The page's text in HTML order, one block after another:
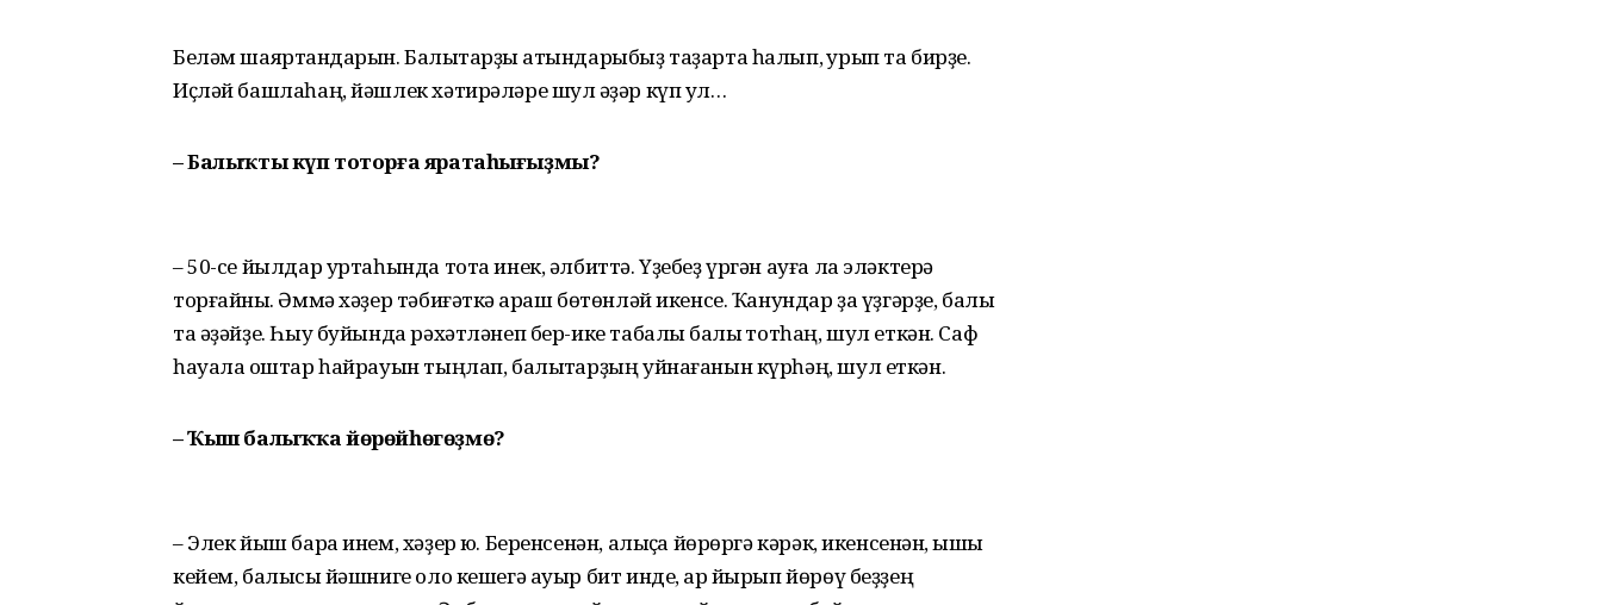
Беләм шаяртҡандарын. Балыҡтарҙы ҡатындарыбыҙ таҙарта һалып, ҡурып та бирҙе.
Иҫләй башлаһаң, йәшлек хәти­рәләре шул ҡәҙәр күп ул…
– Балыҡты күп тоторға ярата­һығыҙмы?
– 50-се йылдар уртаһында тота инек, әлбиттә. Үҙебеҙ үргән ауға ла эләктерә
торғайныҡ. Әммә хәҙер тәбиғәткә ҡараш бөтөнләй икенсе. Ҡанундар ҙа үҙгәрҙе, балыҡ
та әҙәйҙе. Һыу буйында рәхәтләнеп бер-ике табалыҡ балыҡ тотһаң, шул еткән. Саф
һауала ҡоштар һайрауын тыңлап, балыҡтарҙың уйнағанын күрһәң, шул еткән.
– Ҡыш балыҡҡа йөрөйһөгөҙмө?
– Элек йыш бара инем, хәҙер юҡ. Беренсенән, алыҫҡа йөрөргә кәрәк, икенсенән, ҡышҡы
кейем, балыҡсы йәшниге оло кешегә ауыр бит инде, ҡар йырып йөрөү беҙҙең